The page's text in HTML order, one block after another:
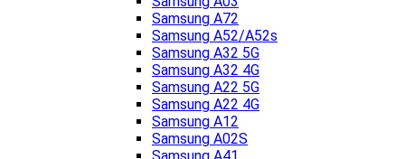
Samsung A72
Samsung A52/A52s
Samsung A32 5G
Samsung A32 4G
Samsung A22 5G
Samsung A22 4G
Samsung A12
Samsung A02S